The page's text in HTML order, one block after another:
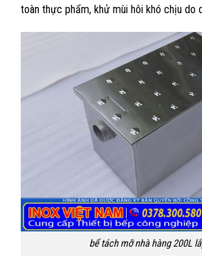
toàn thực phẩm, khử mùi hôi khó chịu do
bể tách mỡ nhà hàng 200L